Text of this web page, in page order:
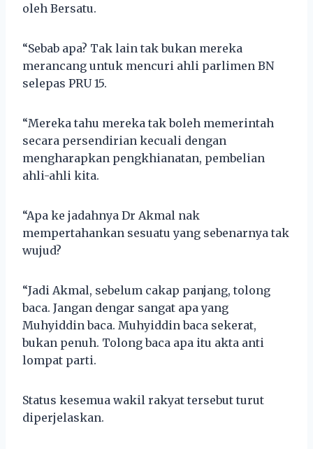
oleh Bersatu.
“Sebab apa? Tak lain tak bukan mereka
merancang untuk mencuri ahli parlimen BN
selepas PRU 15.
“Mereka tahu mereka tak boleh memerintah
secara persendirian kecuali dengan
mengharapkan pengkhianatan, pembelian
ahli-ahli kita.
“Apa ke jadahnya Dr Akmal nak
mempertahankan sesuatu yang sebenarnya tak
wujud?
“Jadi Akmal, sebelum cakap panjang, tolong
baca. Jangan dengar sangat apa yang
Muhyiddin baca. Muhyiddin baca sekerat,
bukan penuh. Tolong baca apa itu akta anti
lompat parti.
Status kesemua wakil rakyat tersebut turut
diperjelaskan.